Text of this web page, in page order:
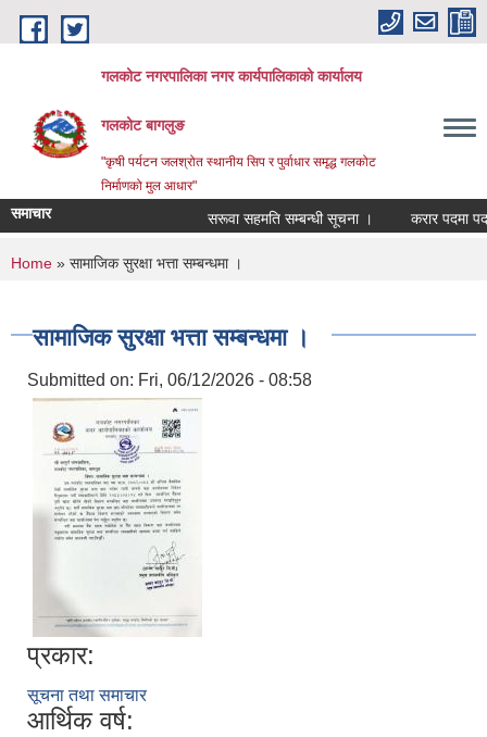
Skip to main content
गलकोट नगरपालिका नगर कार्यपालिकाको कार्यालय
गलकोट बागलुङ
"कृषी पर्यटन जलश्रोत स्थानीय सिप र पुर्वाधार समृद्ध गलकोट
निर्माणको मुल आधार"
समाचार सरूवा सहमति सम्बन्धी सूचना । करार पदमा
You are here
Home » सामाजिक सुरक्षा भत्ता सम्बन्धमा ।
सामाजिक सुरक्षा भत्ता सम्बन्धमा ।
Submitted on: Fri, 06/12/2026 - 08:58
प्रकार:
सूचना तथा समाचार
आर्थिक वर्ष: